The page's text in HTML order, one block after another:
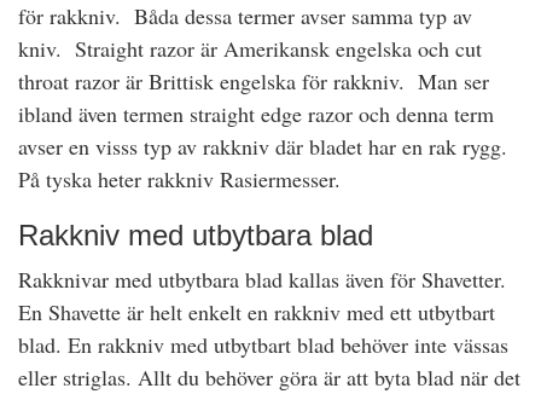
för rakkniv. Båda dessa termer avser samma typ av
kniv. Straight razor är Amerikansk engelska och cut
throat razor är Brittisk engelska för rakkniv. Man ser
ibland även termen straight edge razor och denna term
avser en visss typ av rakkniv där bladet har en rak rygg.
På tyska heter rakkniv Rasiermesser.
Rakkniv med utbytbara blad
Rakknivar med utbytbara blad kallas även för Shavetter.
En Shavette är helt enkelt en rakkniv med ett utbytbart
blad. En rakkniv med utbytbart blad behöver inte vässas
eller striglas. Allt du behöver göra är att byta blad när det